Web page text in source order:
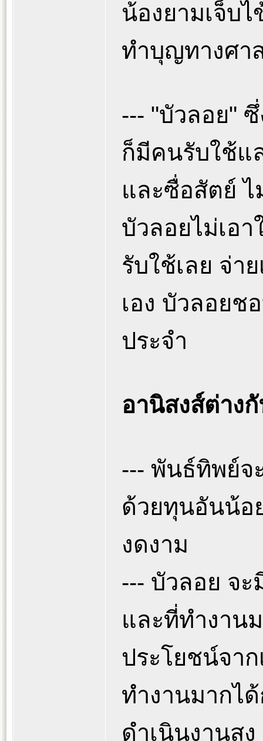
น้องยามเจ็บ
ทำบุญทางศา
--- "บัวลอย"
ก็มีคนรับใช้แ
และซื่อสัตย์
บัวลอยไม่เอ
รับใช้เลย จ่า
เอง บัวลอย
ประจำ
อานิสงส์ต่าง
--- พันธ์ทิพย์จ
ด้วยทุนอันน้อ
งดงาม
--- บัวลอย จ
และที่ทำงาน
ประโยชน์จา
ทำงานมากได้
ดำเนินงานสูง